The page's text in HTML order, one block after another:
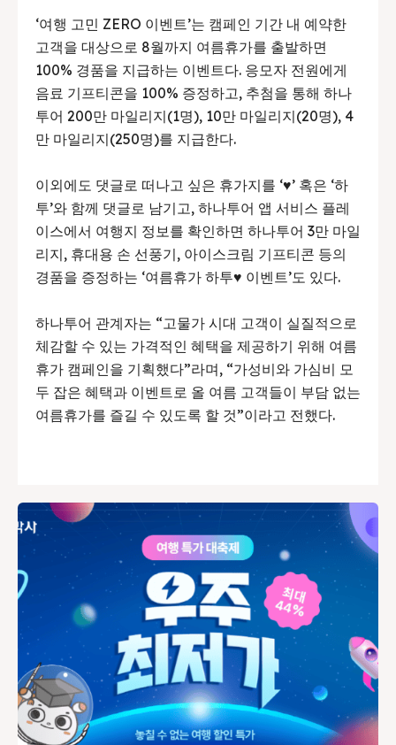
‘여행 고민 ZERO 이벤트’는 캠페인 기간 내 예약한
고객을 대상으로 8월까지 여름휴가를 출발하면
100% 경품을 지급하는 이벤트다. 응모자 전원에게
음료 기프티콘을 100% 증정하고, 추첨을 통해 하나
투어 200만 마일리지(1명), 10만 마일리지(20명), 4
만 마일리지(250명)를 지급한다.
이외에도 댓글로 떠나고 싶은 휴가지를 ‘♥’ 혹은 ‘하
투’와 함께 댓글로 남기고, 하나투어 앱 서비스 플레
이스에서 여행지 정보를 확인하면 하나투어 3만 마일
리지, 휴대용 손 선풍기, 아이스크림 기프티콘 등의
경품을 증정하는 ‘여름휴가 하투♥ 이벤트’도 있다.
하나투어 관계자는 “고물가 시대 고객이 실질적으로
체감할 수 있는 가격적인 혜택을 제공하기 위해 여름
휴가 캠페인을 기획했다”라며, “가성비와 가심비 모
두 잡은 혜택과 이벤트로 올 여름 고객들이 부담 없는
여름휴가를 즐길 수 있도록 할 것”이라고 전했다.